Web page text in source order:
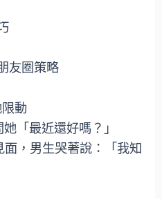
友圈策略
動
「最近還好嗎？」
，男生哭著說：「我知